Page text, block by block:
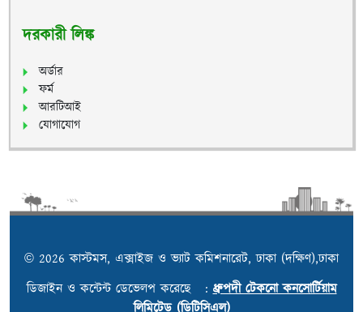
দরকারী লিঙ্ক
অর্ডার
ফর্ম
আরটিআই
যোগাযোগ
© 2026 কাস্টমস, এক্সাইজ ও ভ্যাট কমিশনারেট, ঢাকা (দক্ষিণ),ঢাকা
ডিজাইন ও কন্টেন্ট ডেভেলপ করেছে :ধ্রুপদী টেকনো কনসোর্টিয়াম